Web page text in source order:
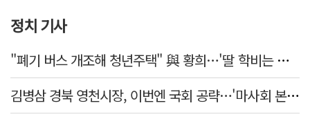
정치 기사
"폐기 버스 개조해 청년주택" 與 황희…'딸 학비는 年 4200만원'
김병삼 경북 영천시장, 이번엔 국회 공략…'마사회 본사 이전·광역교통망 확충' 요청